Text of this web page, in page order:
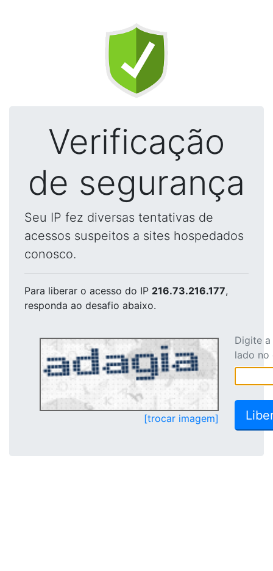
Verificação
de segurança
Seu IP fez diversas tentativas de
acessos suspeitos a sites hospedados
conosco.
Para liberar o acesso do IP 216.73.216.177,
responda ao desafio abaixo.
[trocar imagem]
Digite
lado no